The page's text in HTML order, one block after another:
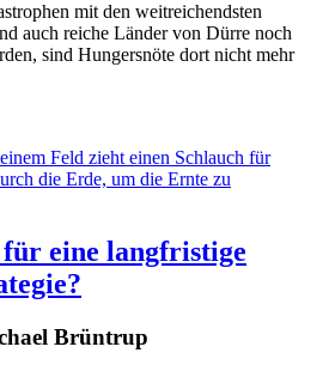
mit den weitreichendsten
auch reiche Länder von Dürre noch
sind Hungersnöte dort nicht mehr
eine langfristige
Brüntrup